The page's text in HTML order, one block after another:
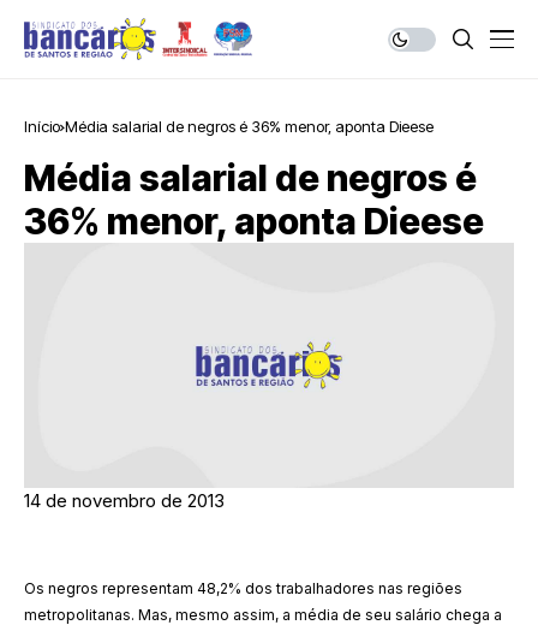
Início Média salarial de negros é 36% menor, aponta Dieese
Média salarial de negros é
36% menor, aponta Dieese
14 de novembro de 2013
Os negros representam 48,2% dos trabalhadores nas regiões
metropolitanas. Mas, mesmo assim, a média de seu salário chega a